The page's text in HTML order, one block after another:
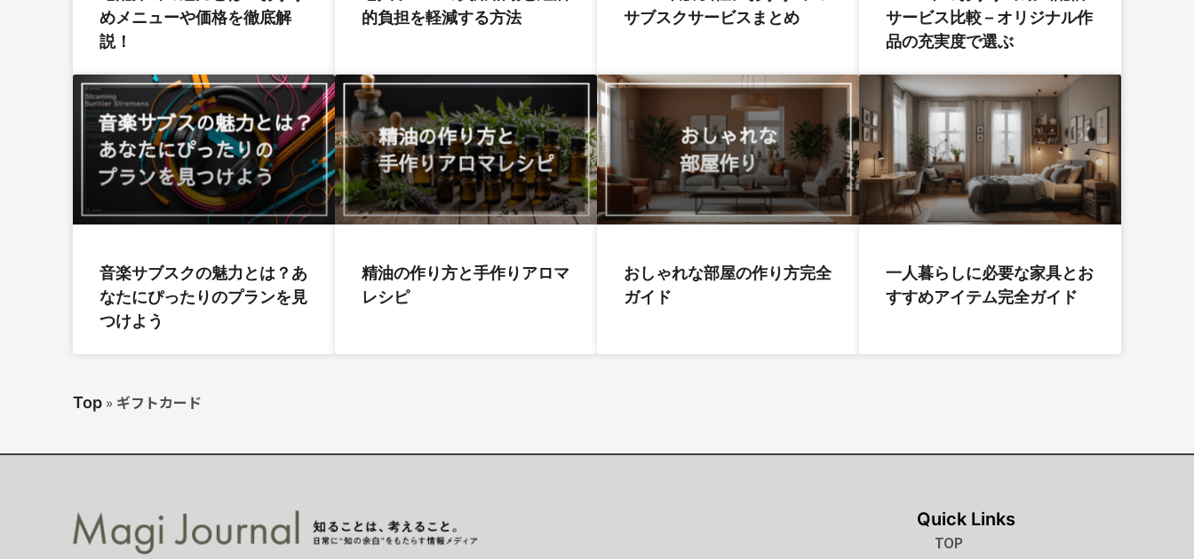
めメニューや価格を徹底解
説！
的負担を軽減する方法
サブスクサービスまとめ
サービス比較 – オリジナル作
品の充実度で選ぶ
音楽サブスクの魅力とは？あ
なたにぴったりのプランを見
つけよう
精油の作り方と手作りアロマ
レシピ
おしゃれな部屋の作り方完全
ガイド
一人暮らしに必要な家具とお
すすめアイテム完全ガイド
Top » ギフトカード
Quick Links
TOP